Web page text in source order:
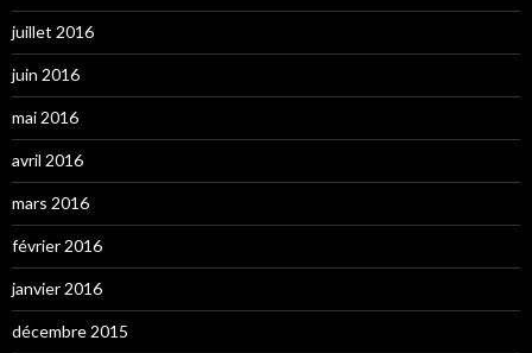
juillet 2016
juin 2016
mai 2016
avril 2016
mars 2016
février 2016
janvier 2016
décembre 2015